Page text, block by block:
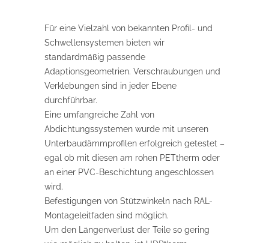
Für eine Vielzahl von bekannten Profil- und
Schwellensystemen bieten wir
standardmäßig passende
Adaptionsgeometrien. Verschraubungen und
Verklebungen sind in jeder Ebene
durchführbar.
Eine umfangreiche Zahl von
Abdichtungssystemen wurde mit unseren
Unterbaudämmprofilen erfolgreich getestet –
egal ob mit diesen am rohen PETtherm oder
an einer PVC-Beschichtung angeschlossen
wird.
Befestigungen von Stützwinkeln nach RAL-
Montageleitfaden sind möglich.
Um den Längenverlust der Teile so gering